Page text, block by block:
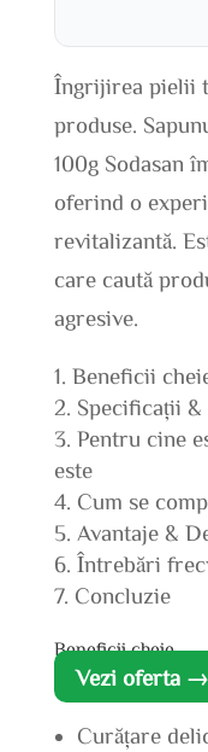
Îngrijirea pielii
produse.
100g Sodasan
oferind o
revitalizantă.
care caută
agresive.
Beneficii
Specificații
Pentru cine
este
Cum se
Avantaje &
Întrebări
Concluzie
Beneficii cheie
Vezi oferta →
Curățare